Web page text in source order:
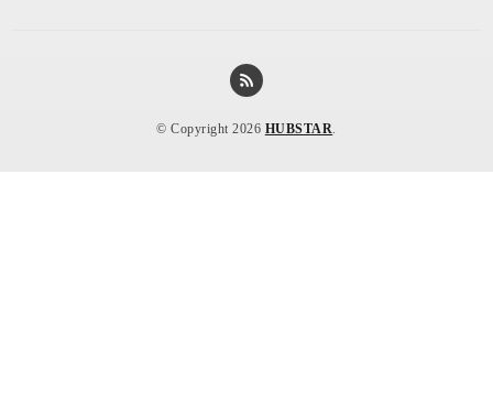
© Copyright 2026 HUBSTAR.